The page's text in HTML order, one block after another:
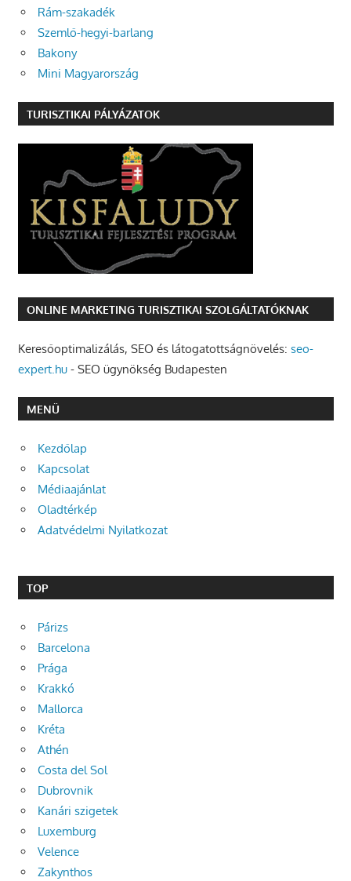
Rám-szakadék
Szemlő-hegyi-barlang
Bakony
Mini Magyarország
TURISZTIKAI PÁLYÁZATOK
ONLINE MARKETING TURISZTIKAI SZOLGÁLTATÓKNAK
Keresőoptimalizálás, SEO és látogatottságnövelés: seo-
expert.hu- SEO ügynökség Budapesten
MENÜ
Kezdőlap
Kapcsolat
Médiaajánlat
Oladtérkép
Adatvédelmi Nyilatkozat
TOP
Párizs
Barcelona
Prága
Krakkó
Mallorca
Kréta
Athén
Costa del Sol
Dubrovnik
Kanári szigetek
Luxemburg
Velence
Zakynthos